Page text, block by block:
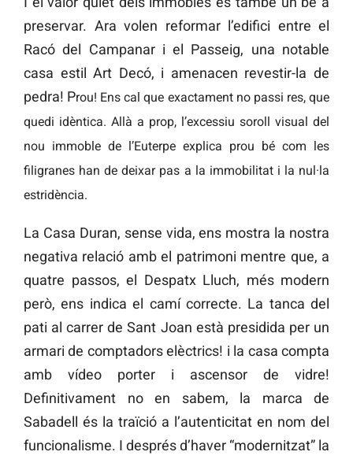
preservar. Ara volen reformar l’edifici entre el
Racó del Campanar i el Passeig, una notable
casa estil Art Decó, i amenacen revestir-la de
pedra! Prou! Ens cal que exactament no passi res, que
quedi idèntica. Allà a prop, l’excessiu soroll visual del
nou immoble de l’Euterpe explica prou bé com les
filigranes han de deixar pas a la immobilitat i la nul·la
estridència.
La Casa Duran, sense vida, ens mostra la nostra
negativa relació amb el patrimoni mentre que, a
quatre passos, el Despatx Lluch, més modern
però, ens indica el camí correcte. La tanca del
pati al carrer de Sant Joan està presidida per un
armari de comptadors elèctrics! i la casa compta
amb vídeo porter i ascensor de vidre!
Definitivament no en sabem, la marca de
Sabadell és la traïció a l’autenticitat en nom del
funcionalisme. I després d’haver “modernitzat” la